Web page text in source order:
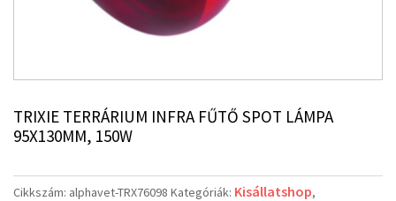
TRIXIE TERRÁRIUM INFRA FŰTŐ SPOT LÁMPA
95X130MM, 150W
Cikkszám: alphavet-TRX76098 Kategóriák: Kisállatshop,